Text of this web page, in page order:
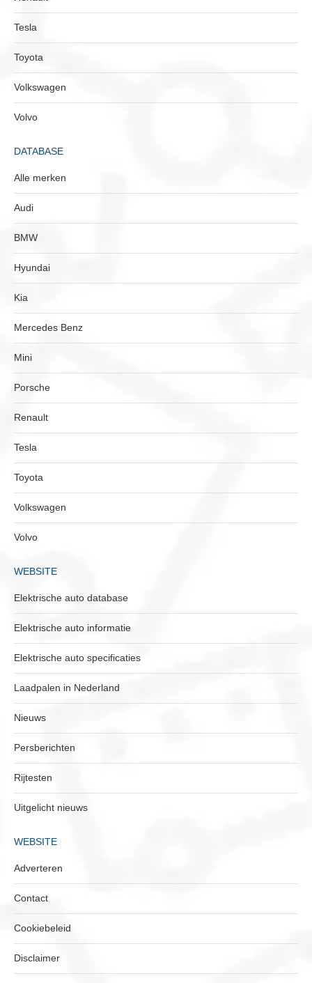
Tesla
Toyota
Volkswagen
Volvo
DATABASE
Alle merken
Audi
BMW
Hyundai
Kia
Mercedes Benz
Mini
Porsche
Renault
Tesla
Toyota
Volkswagen
Volvo
WEBSITE
Elektrische auto database
Elektrische auto informatie
Elektrische auto specificaties
Laadpalen in Nederland
Nieuws
Persberichten
Rijtesten
Uitgelicht nieuws
WEBSITE
Adverteren
Contact
Cookiebeleid
Disclaimer